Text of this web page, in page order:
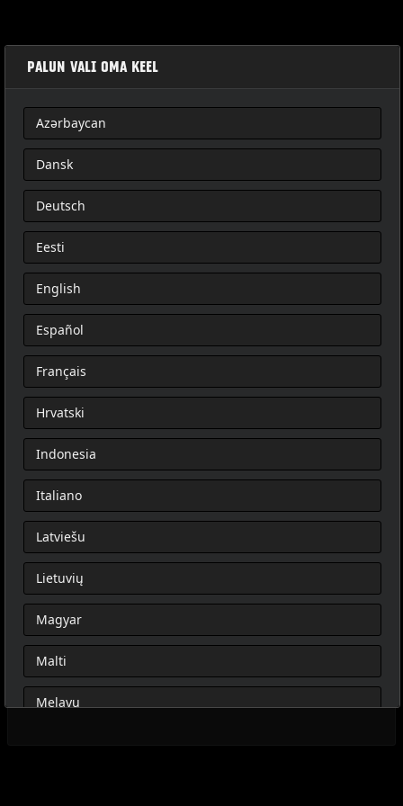
TÚRA UTASÜLÉS
PALUN VALI OMA KEEL
Azərbaycan
Dansk
Deutsch
Eesti
English
Español
Français
Hrvatski
Indonesia
Italiano
Latviešu
Lietuvių
Magyar
Malti
Melayu